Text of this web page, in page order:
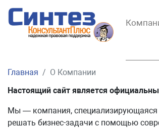
Главная
О Компании
Настоящий сайт является
Мы — компания, специализирующаяся
решать бизнес-задачи с помощью